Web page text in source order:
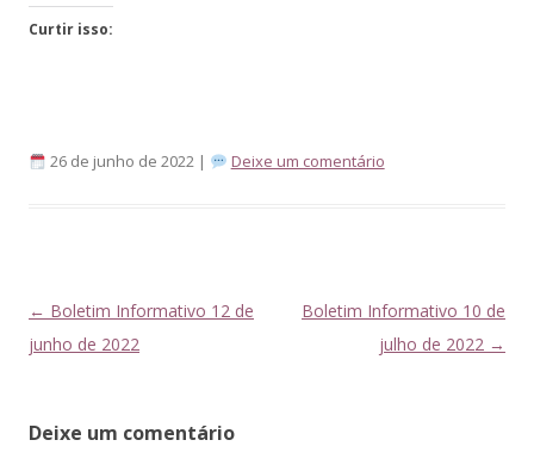
Twitter(abre
em
Curtir isso:
26 de junho de 2022 | Deixe um comentário
Navegação
de
← Boletim Informativo 12 de
junho de 2022
Boletim Informativo 10 de
julho de 2022 →
Deixe um comentário